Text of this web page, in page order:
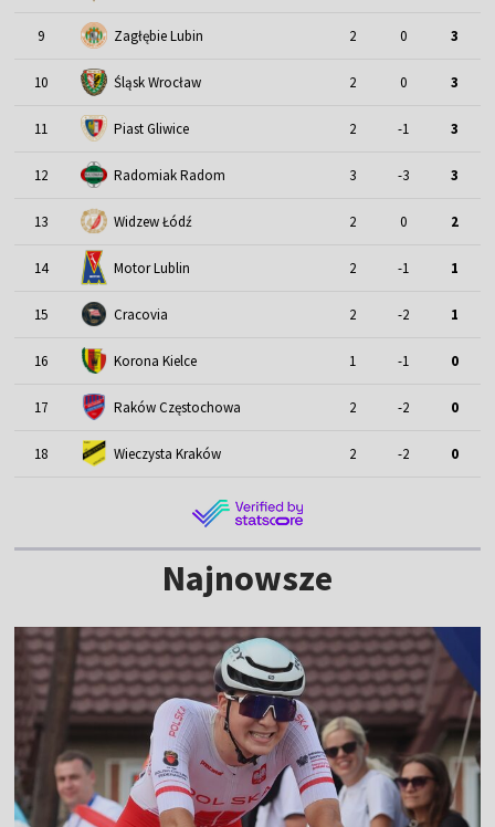
9 Zagłębie Lubin 2 0 3
10 Śląsk Wrocław 2 0 3
11 Piast Gliwice 2 -1 3
12 Radomiak Radom 3 -3 3
13 Widzew Łódź 2 0 2
14 Motor Lublin 2 -1 1
15 Cracovia 2 -2 1
16 Korona Kielce 1 -1 0
17 Raków Częstochowa 2 -2 0
18 Wieczysta Kraków 2 -2 0
Najnowsze